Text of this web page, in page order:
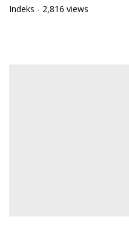
Indeks - 2,816 views